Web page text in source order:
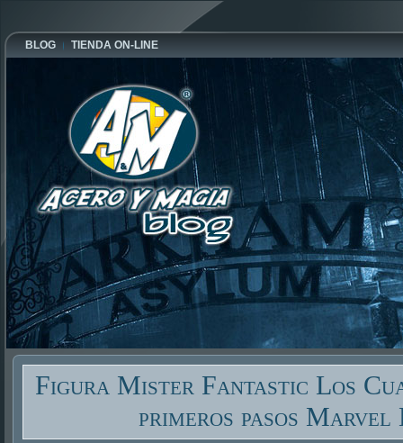
BLOG TIENDA ON-LINE
Figura Mister Fantastic Los
primeros pasos Marvel